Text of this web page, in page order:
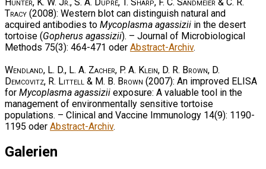
Tracy (2008): Western blot can distinguish natural and
acquired antibodies to Mycoplasma agassizii in the desert
tortoise (Gopherus agassizii). – Journal of Microbiological
Methods 75(3): 464-471 oder Abstract-Archiv.
Wendland, L. D., L. A. Zacher, P. A. Klein, D. R. Brown, D.
Demcovitz, R. Littell & M. B. Brown (2007): An improved ELISA
for Mycoplasma agassizii exposure: A valuable tool in the
management of environmentally sensitive tortoise
populations. – Clinical and Vaccine Immunology 14(9): 1190-
1195 oder Abstract-Archiv.
Galerien